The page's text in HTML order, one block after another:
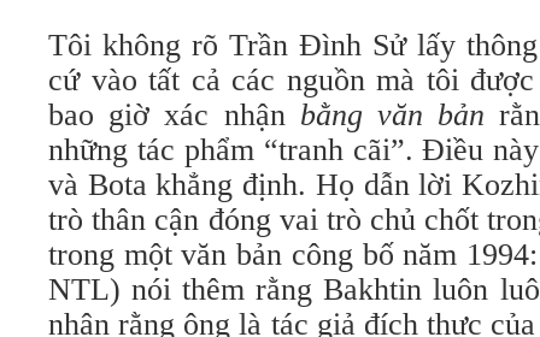
Tôi không rõ Trần Đình Sử lấy
cứ vào tất cả các nguồn mà tôi
bao giờ xác nhận bằng văn bản
những tác phẩm “tranh cãi”. Điều
và Bota khẳng định. Họ dẫn lời
trò thân cận đóng vai trò chủ chốt
trong một văn bản công bố năm
NTL) nói thêm rằng Bakhtin luôn
nhận rằng ông là tác giả đích thực